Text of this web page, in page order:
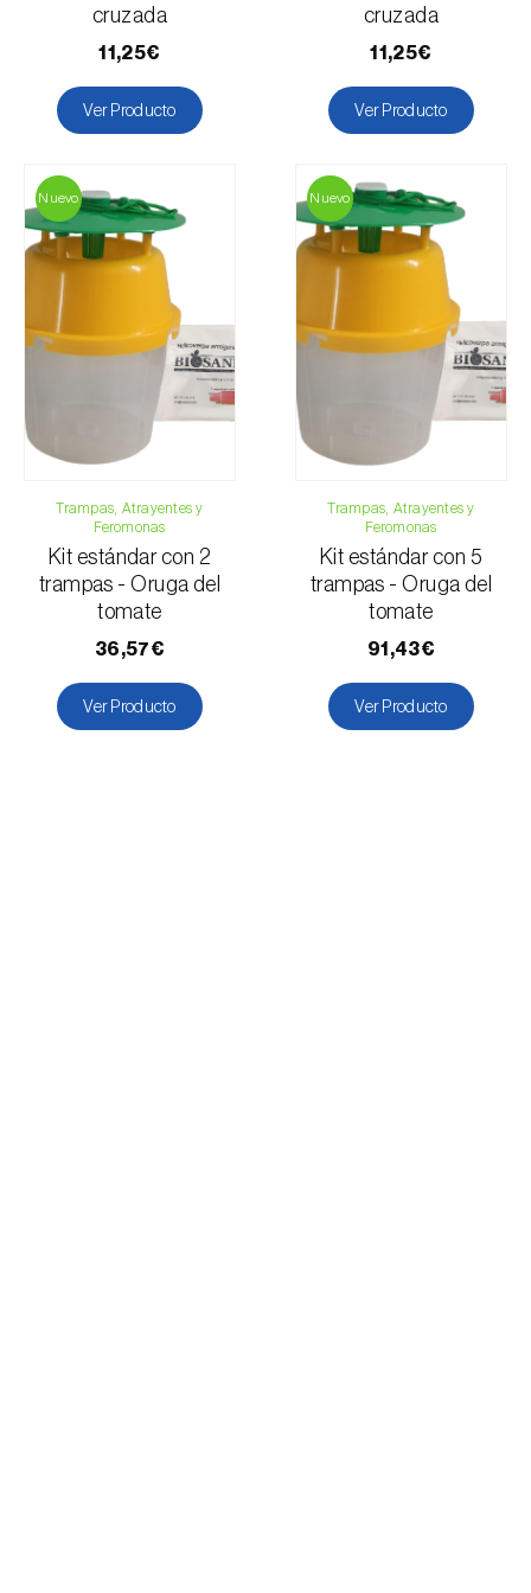
cruzada
11,25€
Ver Producto
cruzada
11,25€
Ver Producto
Nuevo
Trampas, Atrayentes y
Feromonas
Kit estándar con 2
trampas - Oruga del
tomate
36,57€
Ver Producto
Nuevo
Trampas, Atrayentes y
Feromonas
Kit estándar con 5
trampas - Oruga del
tomate
91,43€
Ver Producto